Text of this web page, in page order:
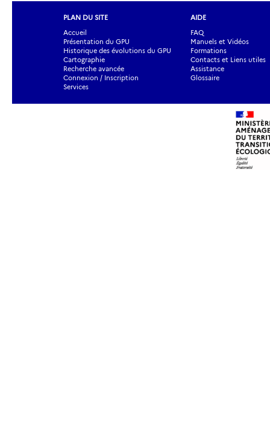
PLAN DU SITE
Accueil
Présentation du GPU
Historique des évolutions du GPU
Cartographie
Recherche avancée
Connexion / Inscription
Services
AIDE
FAQ
Manuels et Vidéos
Formations
Contacts et Liens utiles
Assistance
Glossaire